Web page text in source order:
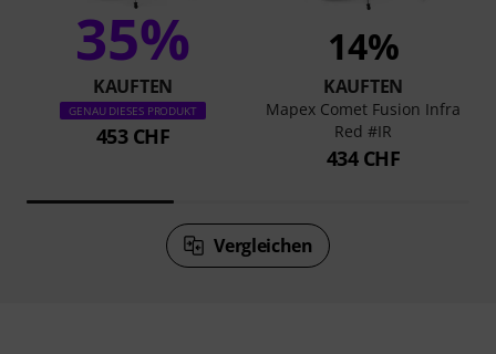
35%
KAUFTEN
GENAU DIESES PRODUKT
453 CHF
14%
KAUFTEN
Mapex Comet Fusion Infra
Red #IR
434 CHF
Vergleichen